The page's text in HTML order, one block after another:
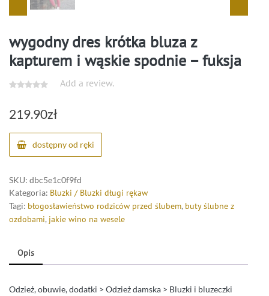
wygodny dres krótka bluza z
kapturem i wąskie spodnie – fuksja
Add a review.
219.90zł
dostępny od ręki
SKU: dbc5e1c0f9fd
Kategoria: Bluzki / Bluzki długi rękaw
Tagi: błogosławieństwo rodziców przed ślubem, buty ślubne z
ozdobami, jakie wino na wesele
Opis
Odzież, obuwie, dodatki > Odzież damska > Bluzki i bluzeczki